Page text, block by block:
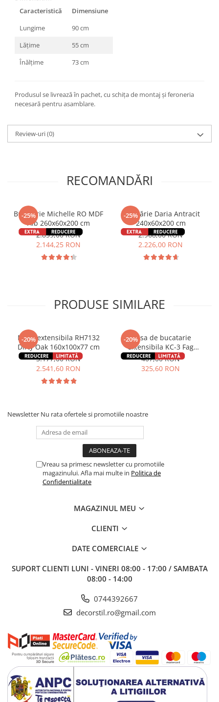
Caracteristică
Dimensiune
Lungime
90 cm
Lățime
55 cm
Înălțime
73 cm
Produsul se livrează în pachet, cu schița de montaj și feroneria
necesară pentru asamblare.
Review-uri(0)
RECOMANDĂRI
-25%
Bucătărie Michelle RO MDF
Alb 260x60x200 cm
2.859,00 RON
2.144,25 RON
-25%
Bucătărie Daria Antracit
240x60x200 cm
2.968,00 RON
2.226,00 RON
PRODUSE SIMILARE
-20%
Masa extensibila RH7132
Dirty Oak 160x100x77 cm
3.177,00 RON
2.541,60 RON
-20%Masa de bucatarie
extensibila KC-3 Fag
90x59x74 cm
407,00 RON
325,60 RON
Newsletter Nu rata ofertele si promotiile noastre
Vreau sa primesc newsletter cu promotiile
magazinului. Afla mai multe in Politica de
Confidentialitate
MAGAZINUL MEU
CLIENTI
DATE COMERCIALE
SUPORT CLIENTI LUNI - VINERI 08:00 - 17:00 / SAMBATA
08:00 - 14:00
0744392667
decorstil.ro@gmail.com